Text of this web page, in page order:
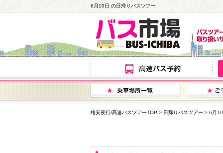
6月10日 の日帰りバスツアー
格安夜行/高速バスツアーTOP > 日帰りバスツアー > 6月